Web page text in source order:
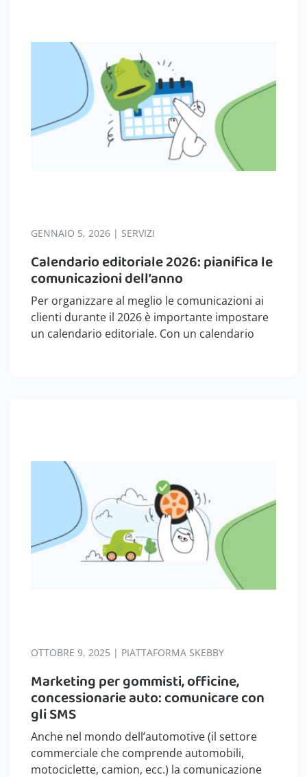
GENNAIO 5, 2026 | SERVIZI
Calendario editoriale 2026: pianifica le
comunicazioni dell’anno
Per organizzare al meglio le comunicazioni ai
clienti durante il 2026 è importante impostare
un calendario editoriale. Con un calendario
OTTOBRE 9, 2025 | PIATTAFORMA SKEBBY
Marketing per gommisti, officine,
concessionarie auto: comunicare con
gli SMS
Anche nel mondo dell’automotive (il settore
commerciale che comprende automobili,
motociclette, camion, ecc.) la comunicazione